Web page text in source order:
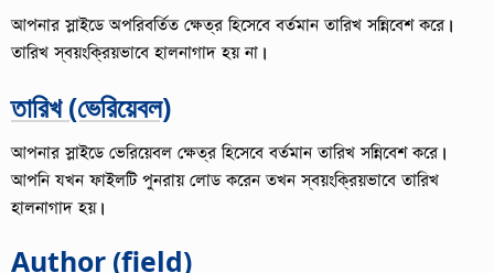
আপনার স্লাইডে অপরিবর্তিত ক্ষেত্র হিসেবে বর্তমান তারিখ সন্নিবেশ করে।
তারিখ স্বয়ংক্রিয়ভাবে হালনাগাদ হয় না।
তারিখ (ভেরিয়েবল)
আপনার স্লাইডে ভেরিয়েবল ক্ষেত্র হিসেবে বর্তমান তারিখ সন্নিবেশ করে।
আপনি যখন ফাইলটি পুনরায় লোড করেন তখন স্বয়ংক্রিয়ভাবে তারিখ
হালনাগাদ হয়।
Author (field)